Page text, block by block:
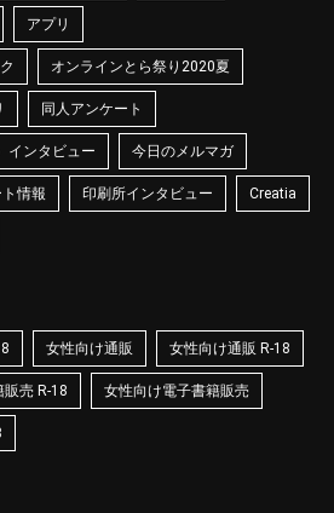
アプリ
オンラインとら祭り2020夏
同人アンケート
インタビュー 今日のメルマガ
情報 印刷所インタビュー Creatia
女性向け通販 女性向け通販 R-18
販売 R-18 女性向け電子書籍販売